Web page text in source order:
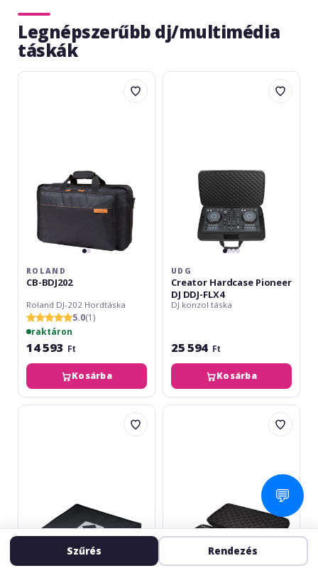
Legnépszerűbb dj/multimédia
táskák
Roland
ROLAND
CB-BDJ202
Roland DJ-202 Hordtáska
5.0(1)
raktáron
14 593 Ft
Kosárba
UDG
UDG
Creator Hardcase Pioneer
DJ DDJ-FLX4
DJ konzol táska
25 594 Ft
Kosárba
Novation
Pioneer
Szűrés Rendezés
💬